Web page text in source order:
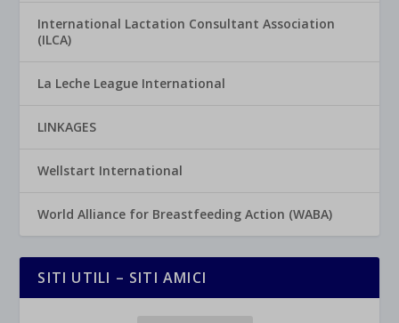
International Lactation Consultant Association
(ILCA)
La Leche League International
LINKAGES
Wellstart International
World Alliance for Breastfeeding Action (WABA)
SITI UTILI – SITI AMICI